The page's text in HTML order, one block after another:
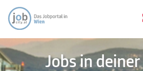
Jobs in